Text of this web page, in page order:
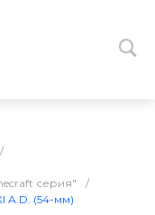
/
серия"
/
A.D. (54-мм)